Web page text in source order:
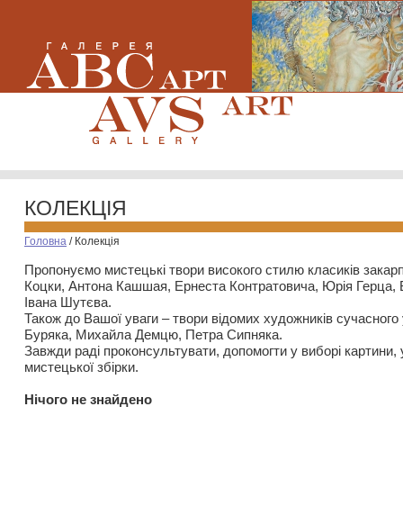
КОЛЕКЦІЯ
Головна / Колекція
Пропонуємо мистецькі твори високого стилю класиків
Коцки, Антона Кашшая, Ернеста Контратовича, Юрія
Івана Шутєва.
Також до Вашої уваги – твори відомих художників
Буряка, Михайла Демцю, Петра Сипняка.
Завжди раді проконсультувати, допомогти у виборі картини,
мистецької збірки.
Нiчого не знайдено